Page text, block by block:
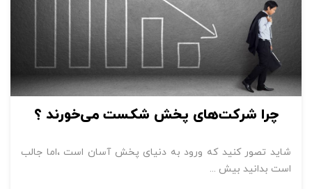
چرا شرکت‌های پخش شکست می‌خورند ؟
شاید تصور کنید که ورود به دنیای پخش آسان است ،اما جالب
است بدانید بیش ...